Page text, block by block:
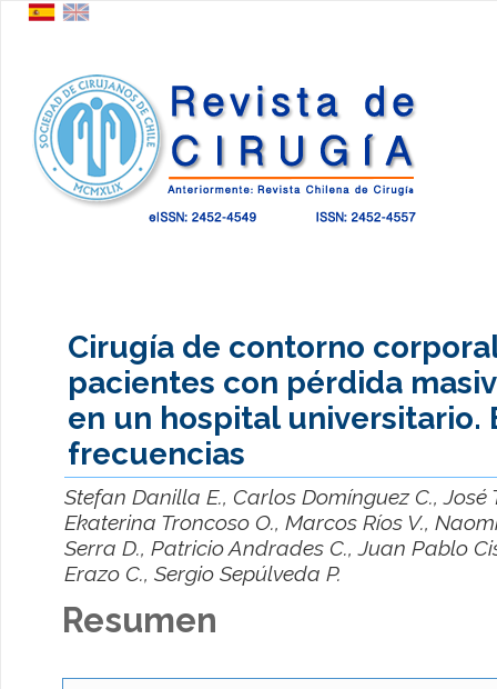
Cirugía de contorno
pacientes con pérdida
en un hospital universitario.
frecuencias
Stefan Danilla E., Carlos Domínguez C., José
Ekaterina Troncoso O., Marcos Ríos V.,
Serra D., Patricio Andrades C., Juan Pablo
Erazo C., Sergio Sepúlveda P.
Resumen